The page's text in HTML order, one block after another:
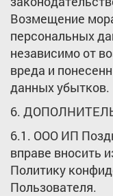
Возмещение
персональных
независимо от
вреда и
данных убытков.
6.
6.1. ООО ИП
вправе вносить
Политику
Пользователя.